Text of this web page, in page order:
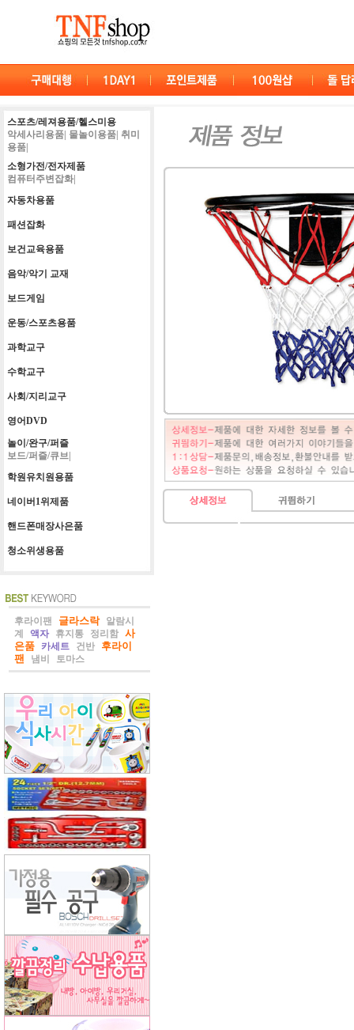
스포츠/레져용품/헬스미용
악세사리용품| 물놀이용품| 취미
용품|
소형가전/전자제품
컴퓨터주변잡화|
자동차용품
패션잡화
보건교육용품
음악/악기 교재
보드게임
운동/스포츠용품
과학교구
수학교구
사회/지리교구
영어DVD
놀이/완구/퍼즐
보드/퍼즐/큐브|
학원유치원용품
네이버1위제품
핸드폰매장사은품
청소위생용품
후라이팬 글라스락
알람시
계
액자 휴지통 정리함
사
은품
카세트 건반
후라이
팬
냄비 토마스